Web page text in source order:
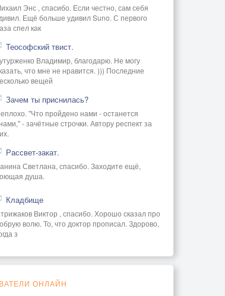
Энс , спасибо. Если честно, сам себя
Ещё больше удивил Suno. С первого
спел как
Теософский твист.
Владимир, благодарю. Не могу
что мне не нравится. ))) Последние
вещей
Зачем ты приснилась?
"Что пройдено нами - останется
- зачётные строчки. Автору респект за
Рассвет-закат.
Светлана, спасибо. Заходите ещё,
душа.
Кладбище
Виктор , спасибо. Хорошо сказал про
волю. То, что доктор прописал. Здорово,
з
ОНЛАЙН